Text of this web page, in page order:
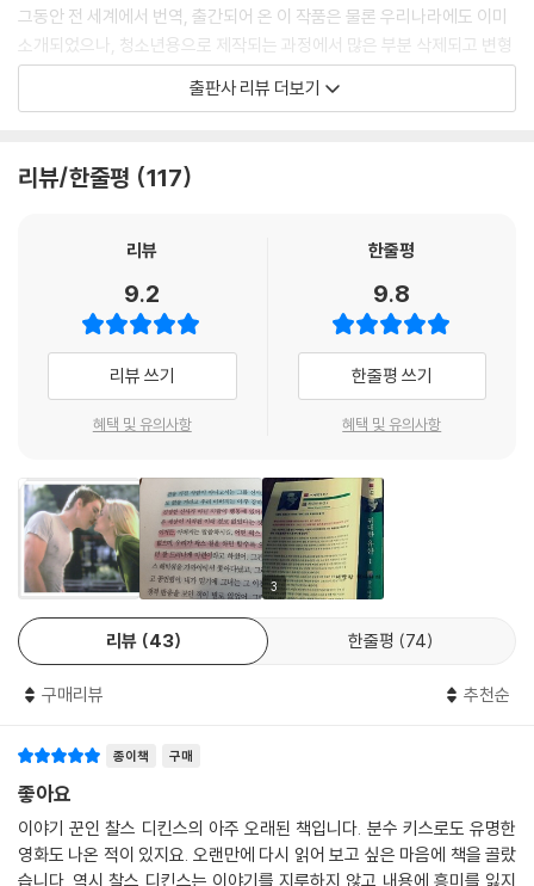
그동안 전 세계에서 번역, 출간되어 온 이 작품은 물론 우리나라에도 이미
소개되었으나, 청소년용으로 제작되는 과정에서 많은 부분 삭제되고 변형
되었다. 민음사에서는 디킨스 전공자인 이인규 국민대 교수의 완역을 세계
문학전집으로 출간하여, 청소년은 물론 성인들에게 찰스 디킨스 작품의 재
가난하고 고통 받고 박해받는 자들의 지지자, 찰스 디킨스
셰익스피어와 더불어 영국을 대표하는 가장 훌륭한 작가 중 하나로 평가받
회 면모를 남김없이 목격하고 증언한, 사회적 약자들의 지지자였다. 디킨
스는 아버지가 빚으로 수감되자 열두 살 때 런던의 한 구두약 공장에서 하
루 열 시간 동안 혹독한 노동에 시달려야 했는데 이때 목격하고 체험한 빈
민층의 삶이 후에 그의 작품을 이루는 토대가 되었다.
『위대한 유산』의 배경은 작가 디킨스가 살았던 빅토리아 여왕 시대이다.
하여 정치적으로나 경제적으로 사회의 주도권을 새롭게 장악해 나간 시대
였다. 『위대한 유산』은 바로 이 시대, 영국의 중산계급에 널리 퍼졌던 사회
적 욕망을 충실히 반영한다. 가난에서 벗어나, ‘일정한 수입이 있으며 적당
한 교육을 받은 교양 있는 사람’, 즉 ‘신사’가 되려는 주인공 핍의 ‘정신적 사
회적 성장’ 이야기가 작품의 주요 줄거리이지만 디킨스는 이를 핍의 개인
적 욕망으로 접근하지 않고, 그를 둘러싼 다양한 등장인물들의 보편적 욕
망과 사회적 관점에서 접근함으로써 이 작품에 깊이와 무게를 더한다.
이 “한 개인의 성장 이야기를 넘어 폭넓은 사회적 함의와 심리적 복합성,
들 가운데 『위대한 유산』 이상으로 대중성과 예술성, 그리고 보편성을 동
시에, 그리고 탁월하게 성취한 경우는 없다고 해도 과언이 아닐 것”이라고
평했다. 이는 디킨스가 『위대한 유산』을 통해 당시 사회상을 비판적으로
드러내는 동시에 시대가 흘러도 결코 변하지 않을 ‘욕망’과 ‘사랑’이라는 인
간 본성 역시 완벽하게 재현해 냈기 때문이다.
출판사 리뷰 더보기
리뷰/한줄평 117
리뷰
9.2
리뷰 쓰기
혜택 및 유의사항
한줄평
9.8
한줄평 쓰기
혜택 및 유의사항
3
리뷰 43 한줄평 74
구매리뷰 추천순
종이책 구매
좋아요
이야기 꾼인 찰스 디킨스의 아주 오래된 책입니다. 분수 키스로도 유명한
영화도 나온 적이 있지요. 오랜만에 다시 읽어 보고 싶은 마음에 책을 골랐
습니다. 역시 찰스 디킨스는 이야기를 지루하지 않고 내용에 흥미를 잃지